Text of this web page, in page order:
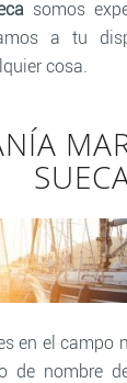
somos
a tu
cosa.
en el campo
de nombre